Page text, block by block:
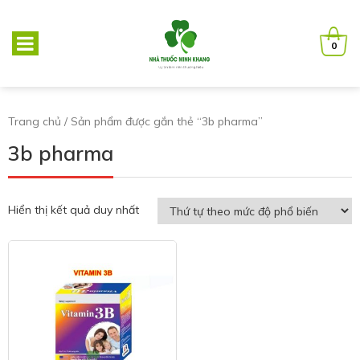
0
Trang chủ / Sản phẩm được gắn thẻ “3b pharma”
3b pharma
Hiển thị kết quả duy nhất